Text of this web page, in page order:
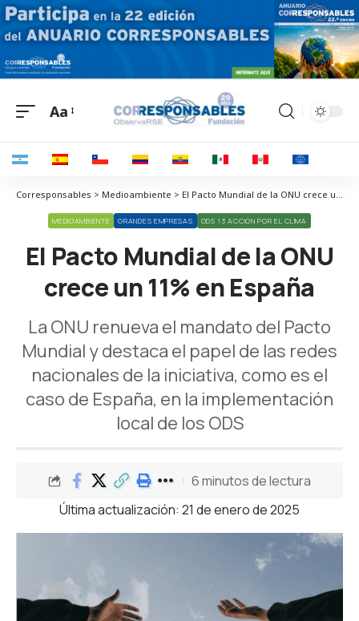
Aa
Corresponsables > Medioambiente > El Pacto Mundial de la ONU crece un 11% en España
MEDIOAMBIENTE GRANDES EMPRESAS ODS 13 ACCIÓN POR EL CLIMA
El Pacto Mundial de la ONU
crece un 11% en España
La ONU renueva el mandato del Pacto
Mundial y destaca el papel de las redes
nacionales de la iniciativa, como es el
caso de España, en la implementación
local de los ODS
Última actualización: 21 de enero de 2025
6 minutos de lectura